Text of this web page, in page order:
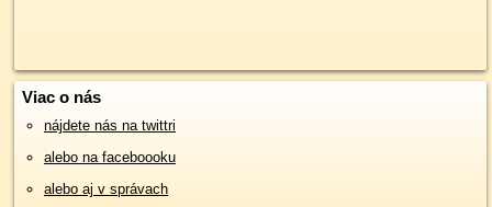
Viac o nás
nájdete nás na twittri
alebo na faceboooku
alebo aj v správach